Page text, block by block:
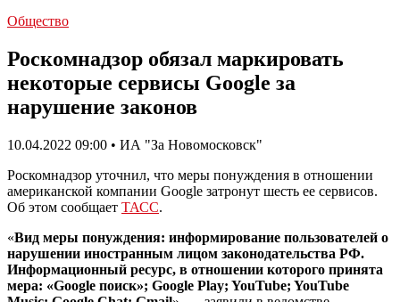
Общество
Роскомнадзор обязал маркировать
некоторые сервисы Google за
нарушение законов
10.04.2022 09:00 • ИА "За Новомосковск"
Роскомнадзор уточнил, что меры понуждения в отношении
американской компании Google затронут шесть ее сервисов.
Об этом сообщает ТАСС.
«Вид меры понуждения: информирование пользователей о
нарушении иностранным лицом законодательства РФ.
Информационный ресурс, в отношении которого принята
мера: «Google поиск»; Google Play; YouTube; YouTube